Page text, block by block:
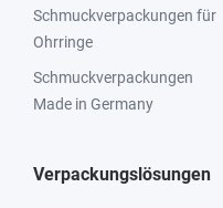
Schmuckverpackungen für
Ohrringe
Schmuckverpackungen
Made in Germany
Verpackungslösungen